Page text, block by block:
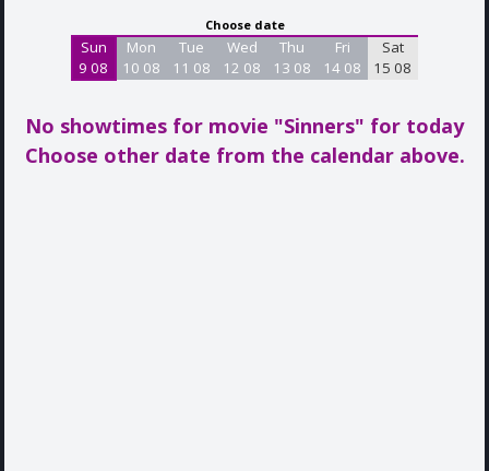
Choose date
Sun
9 08
Mon
10 08
Tue
11 08
Wed
12 08
Thu
13 08
Fri
14 08
Sat
15 08
No showtimes for movie "Sinners" for today
Choose other date from the calendar above.